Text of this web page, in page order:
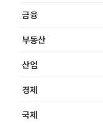
금융
부동산
산업
경제
국제